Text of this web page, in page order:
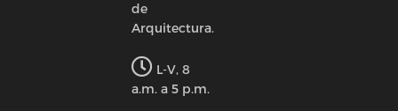
de
Arquitectura.
L-V, 8
a.m. a 5 p.m.